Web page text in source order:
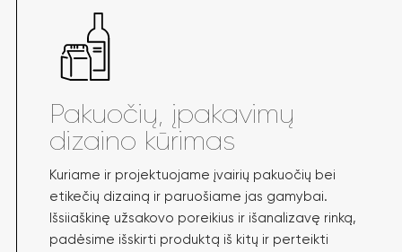
Pakuočių, įpakavimų
dizaino kūrimas
Kuriame ir projektuojame įvairių pakuočių bei
etikečių dizainą ir paruošiame jas gamybai.
Išsiiaškinę užsakovo poreikius ir išanalizavę rinką,
padėsime išskirti produktą iš kitų ir perteikti